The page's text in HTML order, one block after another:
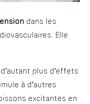
dans les
Elle
plus d’effets
à d’autres
excitantes en